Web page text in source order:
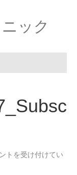
ック
トを受け付けてい